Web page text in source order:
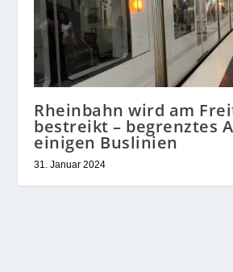
Rheinbahn wird am
bestreikt – begrenztes
einigen Buslinien
31. Januar 2024